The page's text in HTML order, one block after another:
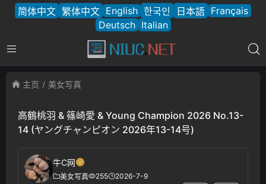
简体中文 繁体中文 English 한국인 日本語 Français
Deutsch Italian
主页 美女写真
高鶴桃羽 & 篠崎愛 & Young Champion 2026 No.13-
14 (ヤングチャンピオン 2026年13-14号)
牛C网
美女写真 255 2026-7-9